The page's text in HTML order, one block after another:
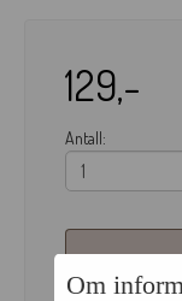
129,-
Antall:
Om